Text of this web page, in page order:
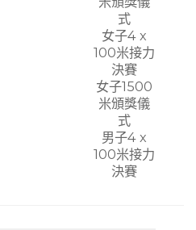
式
女子4 x
100米接力
決賽
女子1500
米頒獎儀
式
男子4 x
100米接力
決賽